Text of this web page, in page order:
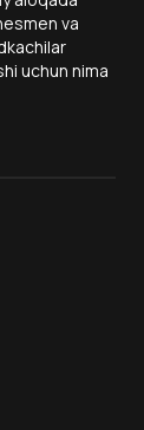
va
uchun nima